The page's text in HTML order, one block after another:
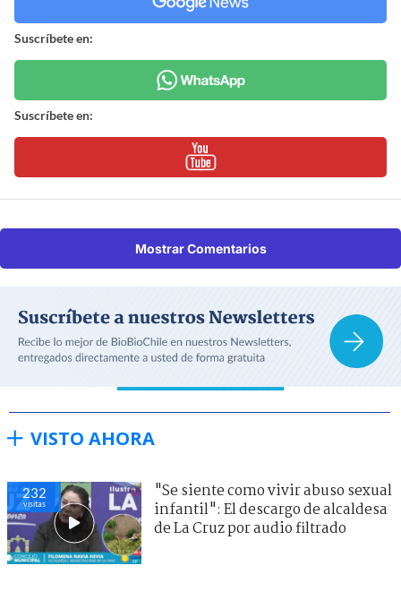
Suscríbete en:
Suscríbete en:
Mostrar Comentarios
VISTO AHORA
232
visitas
"Se siente como vivir abuso sexual
infantil": El descargo de alcaldesa
de La Cruz por audio filtrado